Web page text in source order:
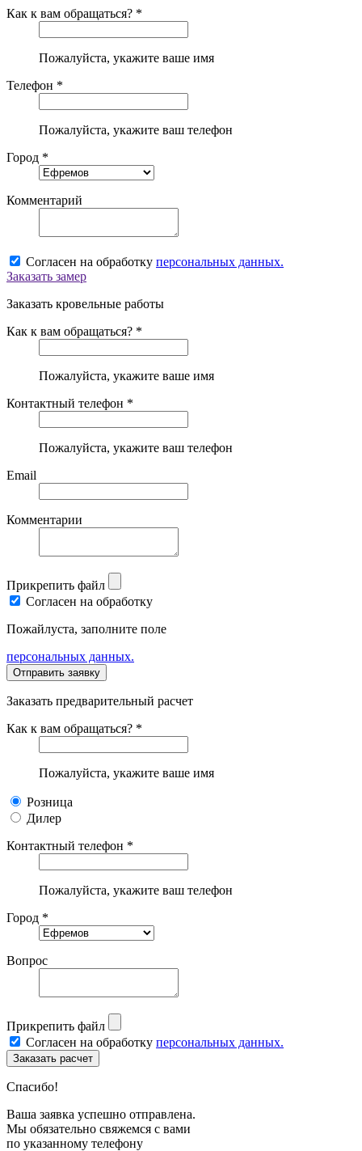
Как к вам обращаться? *
Пожалуйста, укажите ваше имя
Телефон *
Пожалуйста, укажите ваш телефон
Город *
Комментарий
Согласен на обработку персональных данных.
Заказать замер
Заказать кровельные работы
Как к вам обращаться? *
Пожалуйста, укажите ваше имя
Контактный телефон *
Пожалуйста, укажите ваш телефон
Email
Комментарии
Прикрепить файл
Согласен на обработку
Пожайлуста, заполните поле
персональных данных.
Заказать предварительный расчет
Как к вам обращаться? *
Пожалуйста, укажите ваше имя
Розница
Дилер
Контактный телефон *
Пожалуйста, укажите ваш телефон
Город *
Вопрос
Прикрепить файл
Согласен на обработку персональных данных.
Спасибо!
Ваша заявка успешно отправлена.
Мы обязательно свяжемся с вами
по указанному телефону